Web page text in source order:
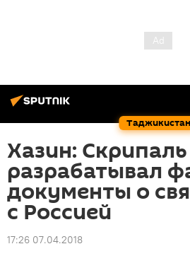
Таджикистан
Хазин: Скрипаль
разрабатывал
документы о
с Россией
17:26 07.04.2018